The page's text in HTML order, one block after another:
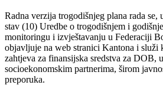
Radna verzija trogodišnjeg plana rada se,
stav (10) Uredbe o trogodišnjem i
monitoringu i izvještavanju u Federaciji
objavljuje na web stranici Kantona i služi
zahtjeva za finansijska sredstva za DOB,
socioekonomskim partnerima, širom
preporuka.